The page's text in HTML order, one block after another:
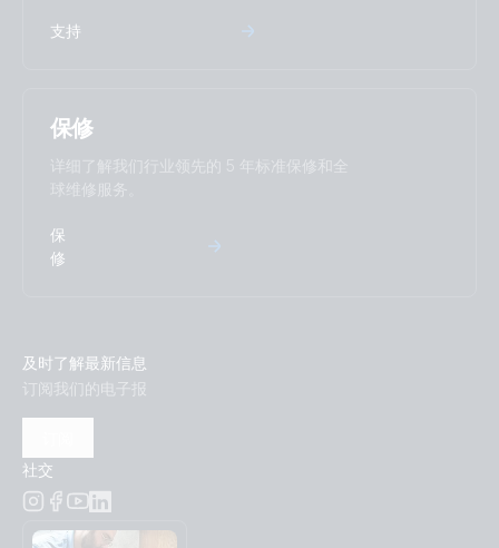
支持
保修
详细了解我们行业领先的 5 年标准保修和全
球维修服务。
保
修
及时了解最新信息
订阅我们的电子报
社交